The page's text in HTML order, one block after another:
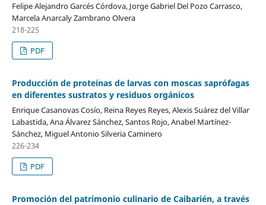
Felipe Alejandro Garcés Córdova, Jorge Gabriel Del Pozo Carrasco,
Marcela Anarcaly Zambrano Olvera
218-225
PDF
Producción de proteínas de larvas con moscas saprófagas
en diferentes sustratos y residuos orgánicos
Enrique Casanovas Cosío, Reina Reyes Reyes, Alexis Suárez del Villar
Labastida, Ana Álvarez Sánchez, Santos Rojo, Anabel Martínez-
Sánchez, Miguel Antonio Silveria Caminero
226-234
PDF
Promoción del patrimonio culinario de Caibarién, a través